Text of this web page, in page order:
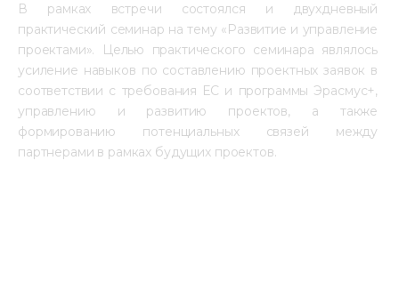
В рамках встречи состоялся и двухдневный
практический семинар на тему «Развитие и управление
проектами». Целью практического семинара являлось
усиление навыков по составлению проектных заявок в
соответствии с требования ЕС и программы Эрасмус+,
управлению и развитию проектов, а также
формированию потенциальных связей между
партнерами в рамках будущих проектов.